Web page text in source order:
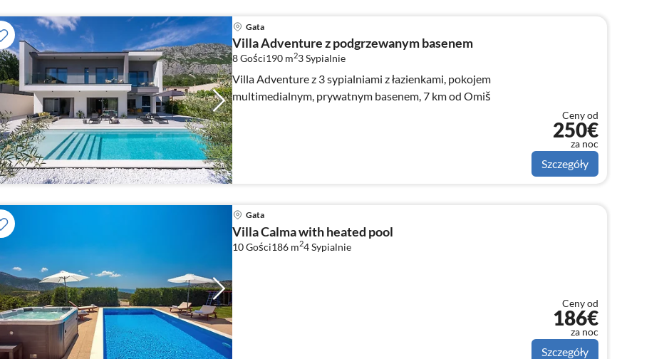
Gata
Villa Adventure z podgrzewanym basenem
8 Gości190 m23Sypialnie
Villa Adventure z 3 sypialniami z łazienkami, pokojem
multimedialnym, prywatnym basenem, 7 km od Omiš
Ceny od
250€
za noc
Szczegóły
Gata
Villa Calma with heated pool
10 Gości186 m24Sypialnie
Ceny od
186€
za noc
Szczegóły